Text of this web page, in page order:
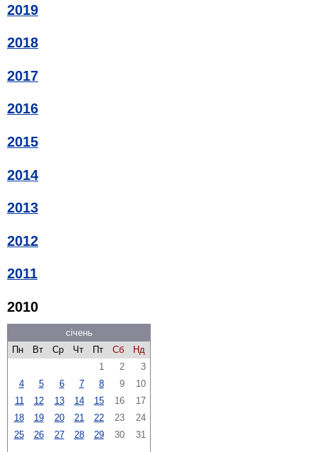
2019
2018
2017
2016
2015
2014
2013
2012
2011
2010
січень
Пн
Вт Ср Чт Пт Сб
Нд
1
2
3
4
5 6 7 8 9
10
11
12 13 14 15 16
17
18
19 20 21 22 23
24
25
26 27 28 29 30 31